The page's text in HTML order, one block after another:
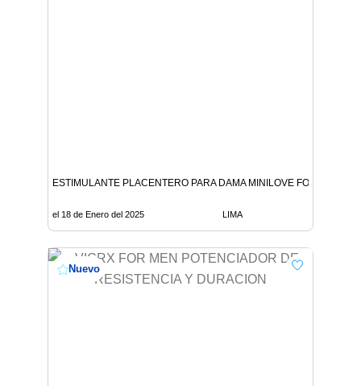
ESTIMULANTE PLACENTERO PARA DAMA MINILOVE FOR WOMEN
el 18 de Enero del 2025 LIMA
Nuevo